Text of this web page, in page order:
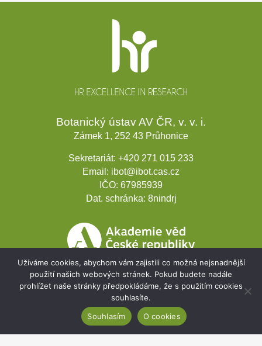
Botanický ústav AV ČR, v. v. i.
Zámek 1, 252 43 Průhonice
Sekretariát: +420 271 015 233
Email: ibot@ibot.cas.cz
IČO: 67985939
Dat. schránka: 8nindrj
Rozvojové projekty
Užíváme cookies, abychom vám zajistili co možná nejsnadnější
použití našich webových stránek. Pokud budete nadále
prohlížet naše stránky předpokládáme, že s použitím cookies
souhlasíte.
Souhlasím
O cookies